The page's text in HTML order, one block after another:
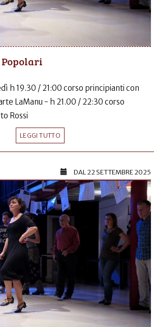
Popolari
h 19.30 / 21:00 corso principianti con
LaManu - h 21.00 / 22:30 corso
Rossi
LEGGI TUTTO
DAL22 SETTEMBRE 2025